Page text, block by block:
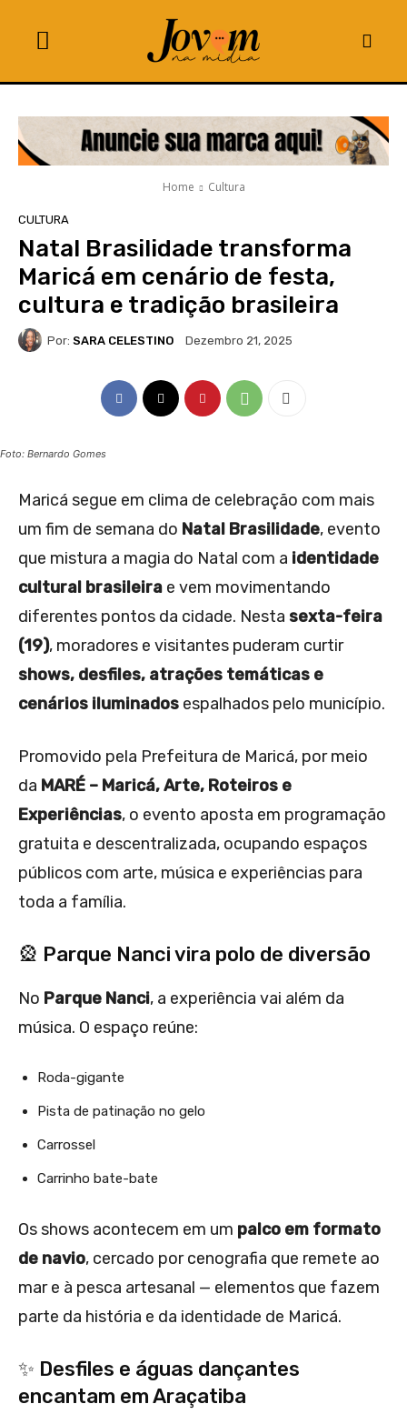
Home Cultura
CULTURA
Natal Brasilidade transforma
Maricá em cenário de festa,
cultura e tradição brasileira
Por: SARA CELESTINO Dezembro 21, 2025
Foto: Bernardo Gomes
Maricá segue em clima de celebração com mais
um fim de semana do Natal Brasilidade, evento
que mistura a magia do Natal com a identidade
cultural brasileira e vem movimentando
diferentes pontos da cidade. Nesta sexta-feira
(19), moradores e visitantes puderam curtir
shows, desfiles, atrações temáticas e
cenários iluminados espalhados pelo município.
Promovido pela Prefeitura de Maricá, por meio
da MARÉ – Maricá, Arte, Roteiros e
Experiências, o evento aposta em programação
gratuita e descentralizada, ocupando espaços
públicos com arte, música e experiências para
toda a família.
🎡 Parque Nanci vira polo de diversão
No Parque Nanci, a experiência vai além da
música. O espaço reúne:
Roda-gigante
Pista de patinação no gelo
Carrossel
Carrinho bate-bate
Os shows acontecem em um palco em formato
de navio, cercado por cenografia que remete ao
mar e à pesca artesanal — elementos que fazem
parte da história e da identidade de Maricá.
✨ Desfiles e águas dançantes
encantam em Araçatiba